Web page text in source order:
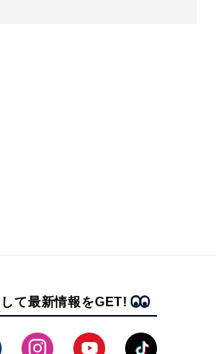
て最新情報をGET!